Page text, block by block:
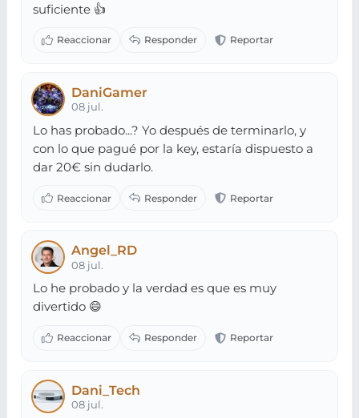
suficiente 👍
DaniGamer
08 jul.
Lo has probado...? Yo después de terminarlo, y
con lo que pagué por la key, estaría dispuesto a
dar 20€ sin dudarlo.
Angel_RD
08 jul.
Lo he probado y la verdad es que es muy
divertido 😄
Dani_Tech
08 jul.